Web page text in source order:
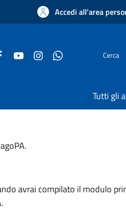
Accedi all'area
Cerca
Tutti gli
avrai compilato il modulo